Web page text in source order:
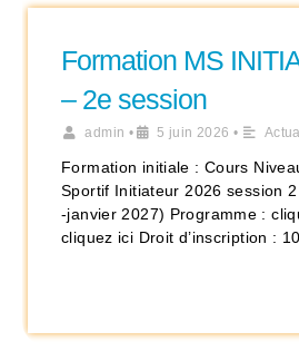
Formation MS
– 2e session
admin • 5 juin 2026 •
Formation initiale : Cours
Sportif Initiateur 2026 session
-janvier 2027) Programme :
cliquez ici Droit d’inscription :